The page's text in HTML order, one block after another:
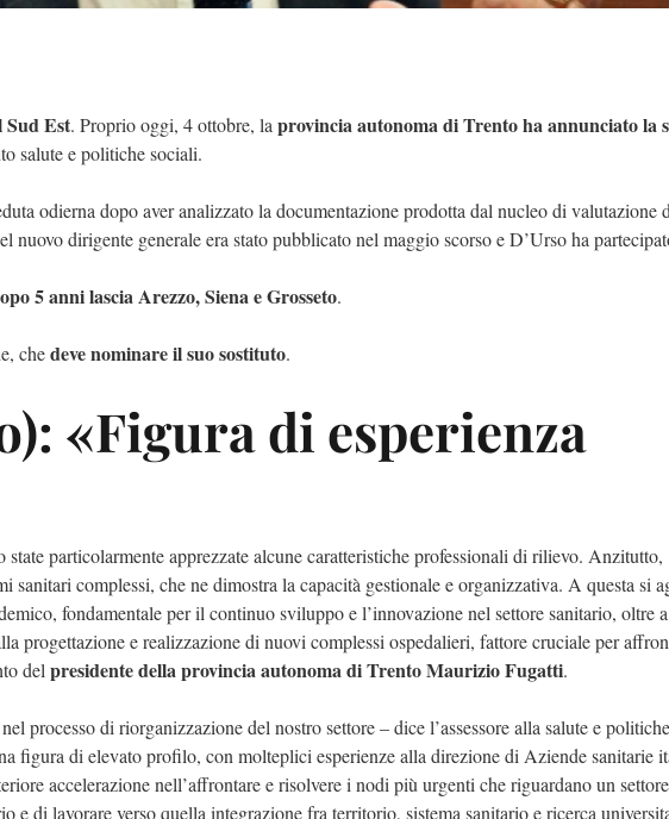
Sud Est. Proprio oggi, 4 ottobre, la provincia autonoma di Trento ha annunciato la
salute e politiche sociali.
odierna dopo aver analizzato la documentazione prodotta dal nucleo di valutazione
dirigente generale era stato pubblicato nel maggio scorso e D’Urso ha
5 anni lascia Arezzo, Siena e Grosseto.
chedeve nominare il suo sostituto.
«Figura di esperienza
particolarmente apprezzate alcune caratteristiche professionali di rilievo. Anzitutto,
sanitari complessi, che ne dimostra la capacità gestionale e organizzativa. A questa si
fondamentale per il continuo sviluppo e l’innovazione nel settore sanitario, oltre
progettazione e realizzazione di nuovi complessi ospedalieri, fattore cruciale per
del presidente della provincia autonoma di Trento Maurizio Fugatti.
processo di riorganizzazione del nostro settore – dice l’assessore alla salute e
figura di elevato profilo, con molteplici esperienze alla direzione di Aziende sanitarie
accelerazione nell’affrontare e risolvere i nodi più urgenti che riguardano un
e di lavorare verso quella integrazione fra territorio, sistema sanitario e ricerca